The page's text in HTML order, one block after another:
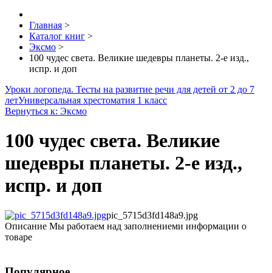
Главная >
Каталог книг >
Эксмо >
100 чудес света. Великие шедевры планеты. 2-е изд.,
испр. и доп
Уроки логопеда. Тесты на развитие речи для детей от 2 до 7
летУниверсальная хрестоматия 1 класс
Вернуться к: Эксмо
100 чудес света. Великие
шедевры планеты. 2-е изд.,
испр. и доп
pic_5715d3fd148a9.jpg
Описание Мы работаем над заполнениеми информации о
товаре